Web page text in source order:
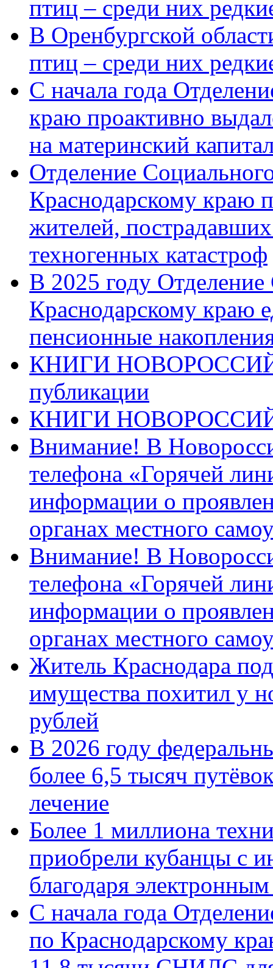
птиц – среди них
В Оренбургской
птиц – среди них
С начала года
краю проактивно
на материнский
Отделение
Краснодарскому краю
жителей,
техногенных катастроф
В 2025 году
Краснодарскому краю
пенсионные
КНИГИ
публикации
КНИГИ
Внимание! В
телефона «Горячей
информации о
органах местного
Внимание! В
телефона «Горячей
информации о
органах местного
Житель Краснодара
имущества похитил у
рублей
В 2026 году
более 6,5 тысяч
лечение
Более 1 миллиона
приобрели кубанцы с
благодаря
С начала года
по Краснодарскому